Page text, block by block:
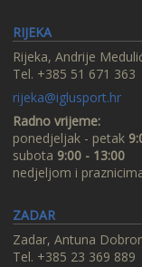
RIJEKA
Rijeka, Andrije
Tel. +385 51 671 363
rijeka@iglusport.hr
Radno vrijeme:
ponedjeljak - petak
subota 9:00 - 13:00
nedjeljom i
ZADAR
Zadar, Antuna
Tel. +385 23 369 889